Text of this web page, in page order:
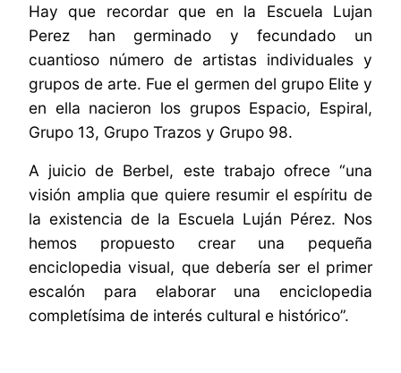
Hay que recordar que en la Escuela Lujan
Perez han germinado y fecundado un
cuantioso número de artistas individuales y
grupos de arte. Fue el germen del grupo Elite y
en ella nacieron los grupos Espacio, Espiral,
Grupo 13, Grupo Trazos y Grupo 98.
A juicio de Berbel, este trabajo ofrece “una
visión amplia que quiere resumir el espíritu de
la existencia de la Escuela Luján Pérez. Nos
hemos propuesto crear una pequeña
enciclopedia visual, que debería ser el primer
escalón para elaborar una enciclopedia
completísima de interés cultural e histórico”.